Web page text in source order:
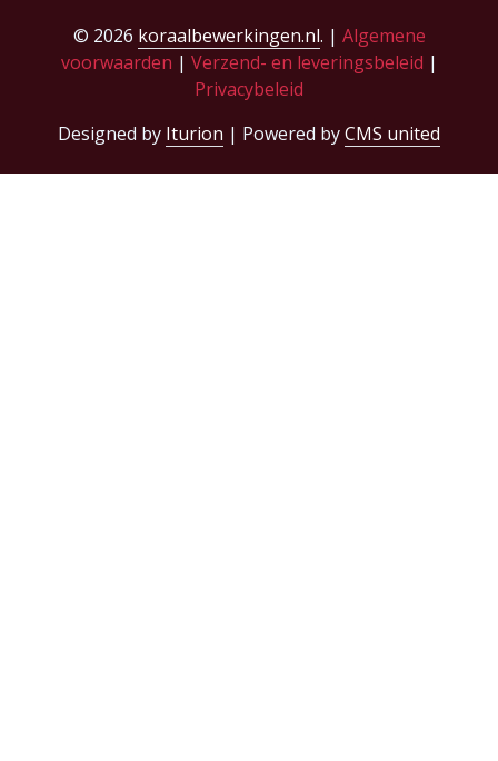
© 2026 koraalbewerkingen.nl. | Algemene
voorwaarden | Verzend- en leveringsbeleid |
Privacybeleid
Designed by Iturion | Powered byCMS united